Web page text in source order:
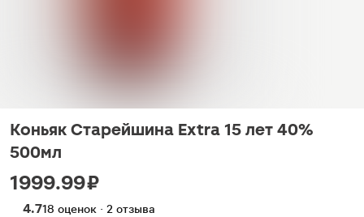
Коньяк Старейшина Extra 15 лет 40%
500мл
1999.99 ₽
4.718 оценок · 2 отзыва